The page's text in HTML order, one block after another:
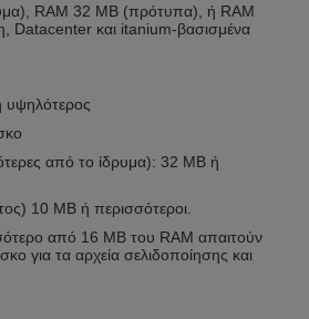
RAM 32 ΜΒ (πρότυπα), ή RAM
Datacenter και itanium-βασισμένα
από το ίδρυμα): 32 ΜΒ ή
10 ΜΒ ή περισσότεροι.
από 16 ΜΒ του RAM απαιτούν
για τα αρχεία σελιδοποίησης και